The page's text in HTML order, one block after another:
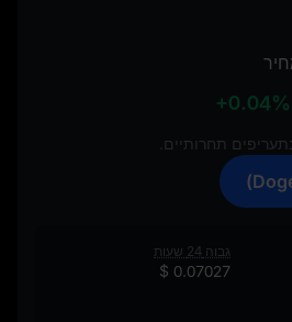
+0.04%
גבוה 24 שעות
$ 0.07027